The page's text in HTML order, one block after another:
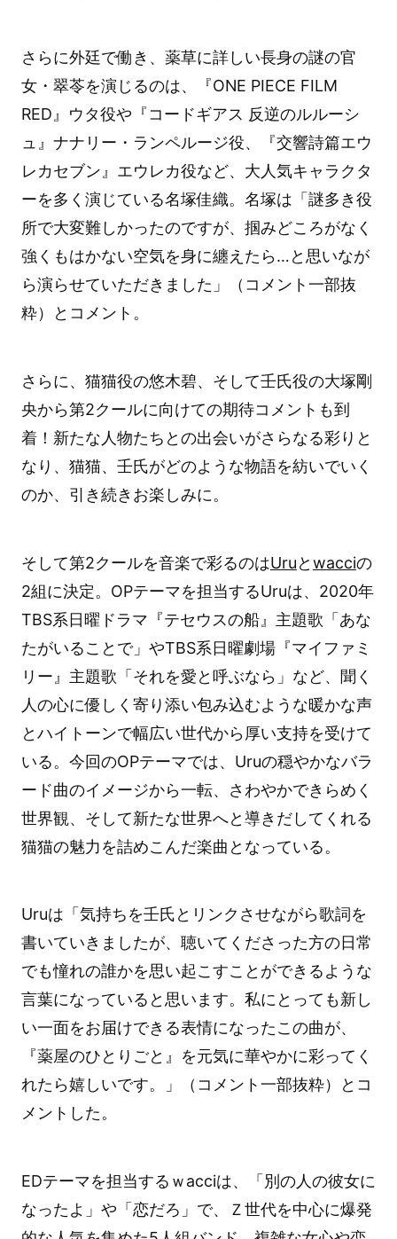
さらに外廷で働き、薬草に詳しい長身の謎の官
女・翠苓を演じるのは、『ONE PIECE FILM
RED』ウタ役や『コードギアス 反逆のルルーシ
ュ』ナナリー・ランペルージ役、『交響詩篇エウ
レカセブン』エウレカ役など、大人気キャラクタ
ーを多く演じている名塚佳織。名塚は「謎多き役
所で大変難しかったのですが、掴みどころがなく
強くもはかない空気を身に纏えたら…と思いなが
ら演らせていただきました」（コメント一部抜
粋）とコメント。
さらに、猫猫役の悠木碧、そして壬氏役の大塚剛
央から第2クールに向けての期待コメントも到
着！新たな人物たちとの出会いがさらなる彩りと
なり、猫猫、壬氏がどのような物語を紡いでいく
のか、引き続きお楽しみに。
そして第2クールを音楽で彩るのはUruとwacciの
2組に決定。OPテーマを担当するUruは、2020年
TBS系日曜ドラマ『テセウスの船』主題歌「あな
たがいることで」やTBS系日曜劇場『マイファミ
リー』主題歌「それを愛と呼ぶなら」など、聞く
人の心に優しく寄り添い包み込むような暖かな声
とハイトーンで幅広い世代から厚い支持を受けて
いる。今回のOPテーマでは、Uruの穏やかなバラ
ード曲のイメージから一転、さわやかできらめく
世界観、そして新たな世界へと導きだしてくれる
猫猫の魅力を詰めこんだ楽曲となっている。
Uruは「気持ちを壬氏とリンクさせながら歌詞を
書いていきましたが、聴いてくださった方の日常
でも憧れの誰かを思い起こすことができるような
言葉になっていると思います。私にとっても新し
い一面をお届けできる表情になったこの曲が、
『薬屋のひとりごと』を元気に華やかに彩ってく
れたら嬉しいです。」（コメント一部抜粋）とコ
メントした。
EDテーマを担当するｗacciは、「別の人の彼女に
なったよ」や「恋だろ」で、Ｚ世代を中心に爆発